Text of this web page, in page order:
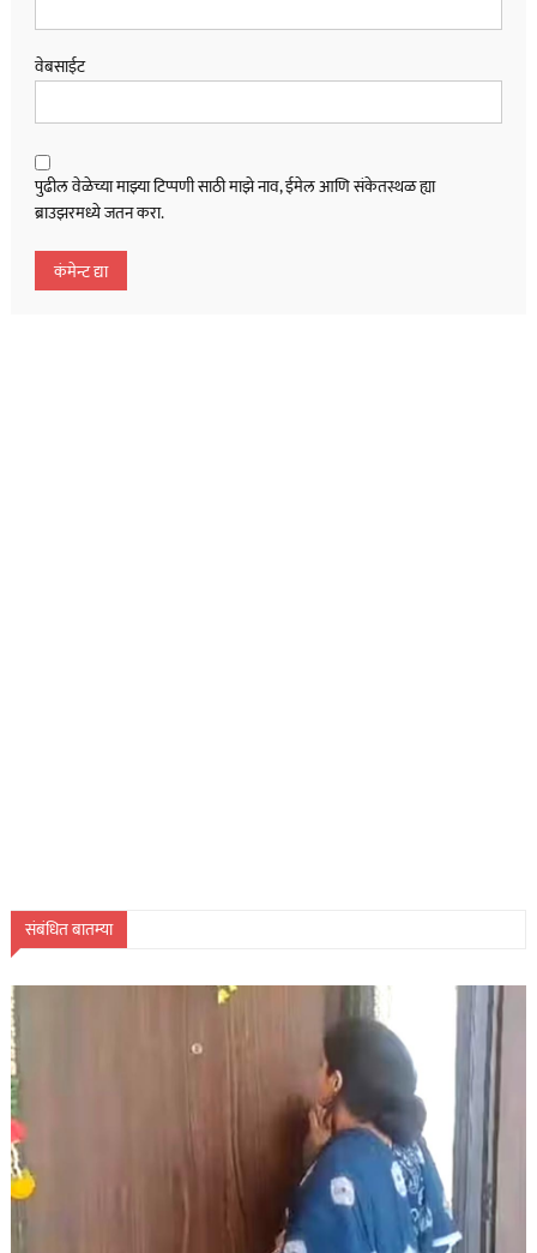
वेबसाईट
पुढील वेळेच्या माझ्या टिप्पणी साठी माझे नाव, ईमेल आणि संकेतस्थळ ह्या
ब्राउझरमध्ये जतन करा.
संबंधित बातम्या